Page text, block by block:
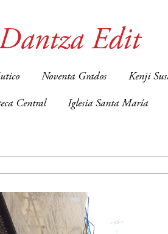
Dantza Edit
Noventa Grados Kenji
Central Iglesia Santa María